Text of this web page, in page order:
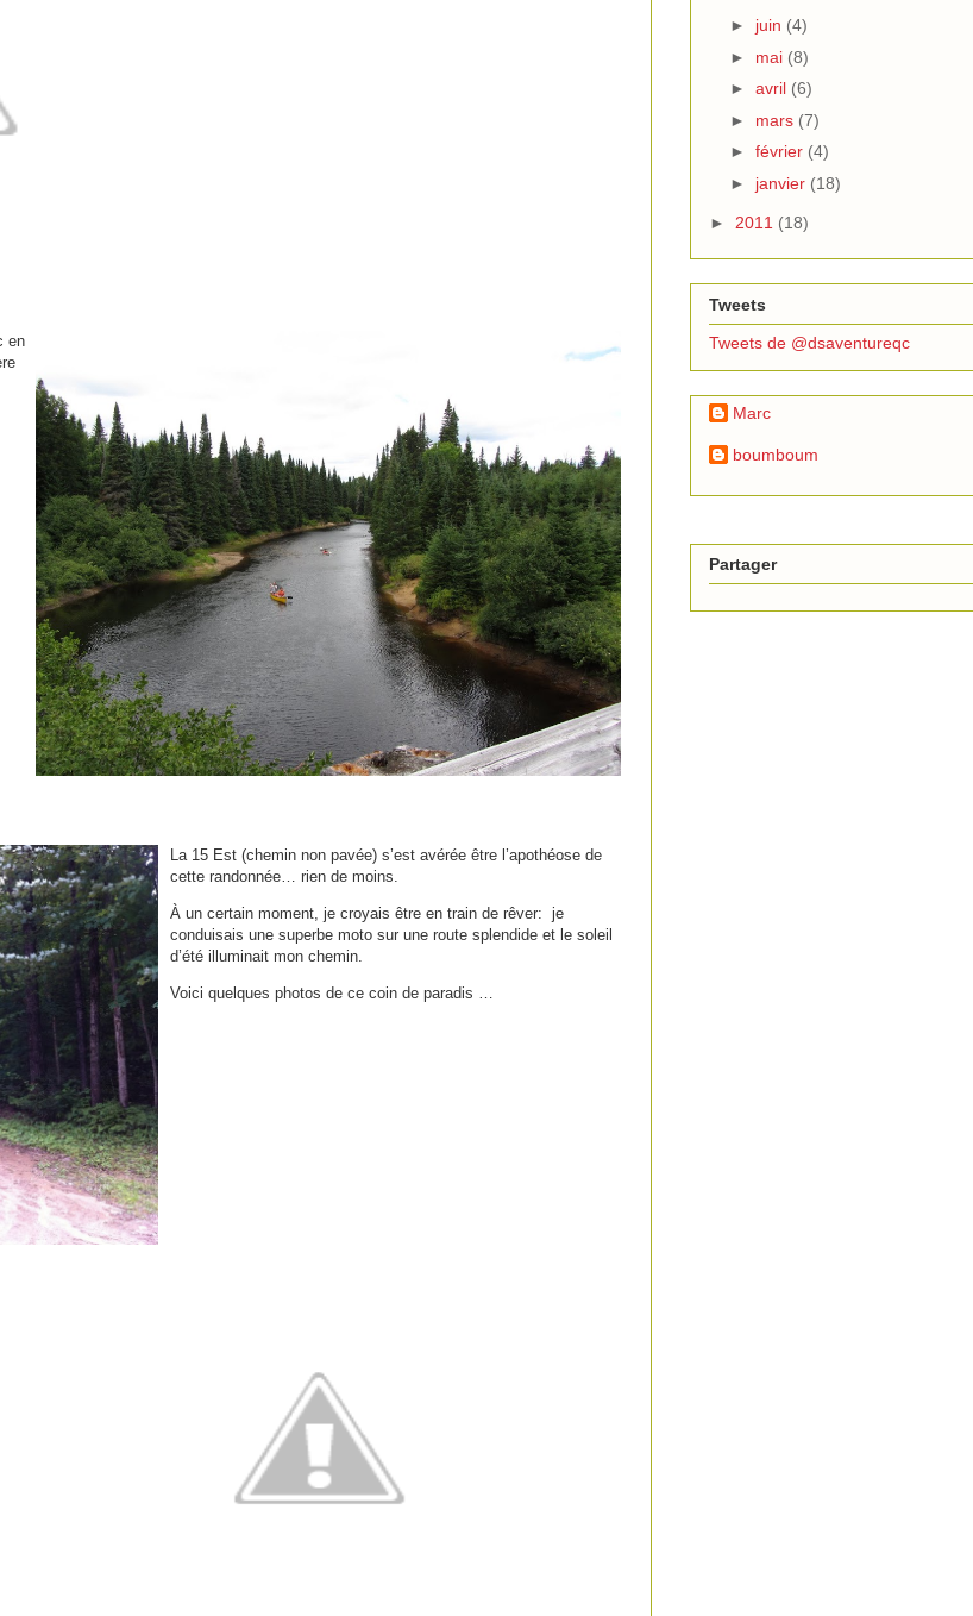
en
La 15 Est (chemin non pavée) s’est avérée être l’apothéose de
cette randonnée… rien de moins.
À un certain moment, je croyais être en train de rêver: je
conduisais une superbe moto sur une route splendide et le soleil
d’été illuminait mon chemin.
Voici quelques photos de ce coin de paradis …
► juin (4)
► mai (8)
► avril (6)
► mars (7)
► février (4)
► janvier (18)
► 2011 (18)
Tweets
Tweets de @dsaventureqc
Marc
boumboum
Partager